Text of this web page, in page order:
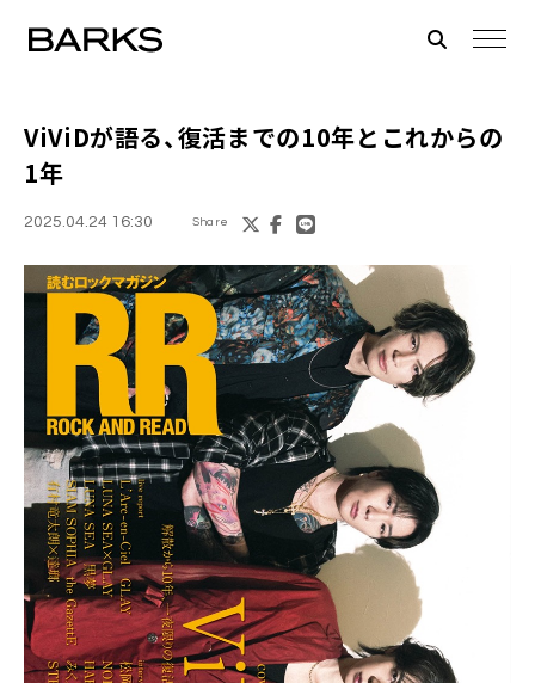
ViViDが語る、復活までの10年とこれからの
1年
2025.04.24 16:30 Share